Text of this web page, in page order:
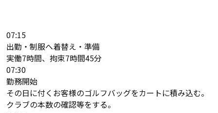
07:15
出勤・制服へ着替え・準備
実働7時間、拘束7時間45分
07:30
勤務開始
その日に付くお客様のゴルフバッグをカートに積み込む。
クラブの本数の確認等をする。